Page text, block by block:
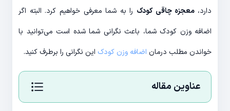
دارد، معجزه چاقی کودک را به شما معرفی خواهیم کرد. البته اگر
اضافه وزن کودک شما، باعث نگرانی شما شده است می‌‌توانید با
خواندن مطلب درمان اضافه وزن کودک این نگرانی را برطرف کنید.
عناوین مقاله